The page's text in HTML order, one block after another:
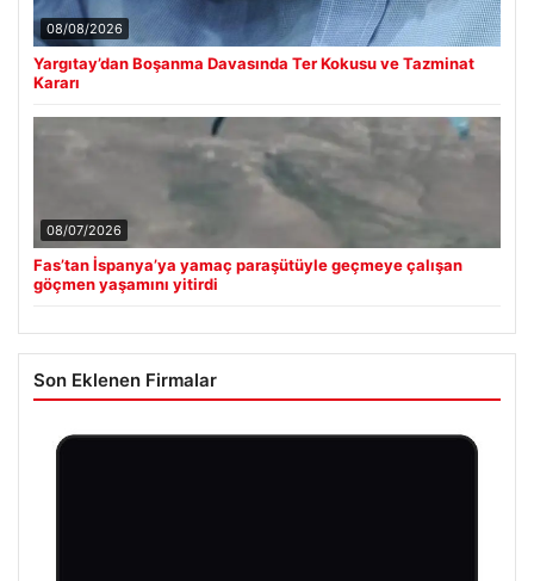
08/08/2026
Yargıtay’dan Boşanma Davasında Ter Kokusu ve Tazminat
Kararı
08/07/2026
Fas’tan İspanya’ya yamaç paraşütüyle geçmeye çalışan
göçmen yaşamını yitirdi
Son Eklenen Firmalar